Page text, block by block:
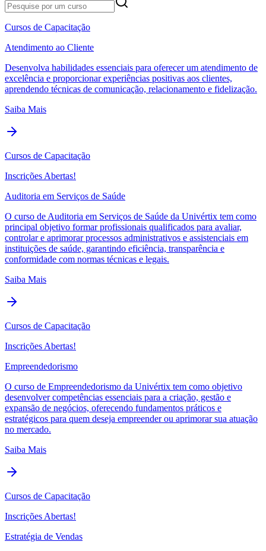
Cursos de Capacitação
Atendimento ao Cliente
Desenvolva habilidades essenciais para oferecer um atendimento de
excelência e proporcionar experiências positivas aos clientes,
aprendendo técnicas de comunicação, relacionamento e fidelização.
Saiba Mais
Cursos de Capacitação
Inscrições Abertas!
Auditoria em Serviços de Saúde
O curso de Auditoria em Serviços de Saúde da Univértix tem como
principal objetivo formar profissionais qualificados para avaliar,
controlar e aprimorar processos administrativos e assistenciais em
instituições de saúde, garantindo eficiência, transparência e
conformidade com normas técnicas e legais.
Saiba Mais
Cursos de Capacitação
Inscrições Abertas!
Empreendedorismo
O curso de Empreendedorismo da Univértix tem como objetivo
desenvolver competências essenciais para a criação, gestão e
expansão de negócios, oferecendo fundamentos práticos e
estratégicos para quem deseja empreender ou aprimorar sua atuação
no mercado.
Saiba Mais
Cursos de Capacitação
Inscrições Abertas!
Estratégia de Vendas